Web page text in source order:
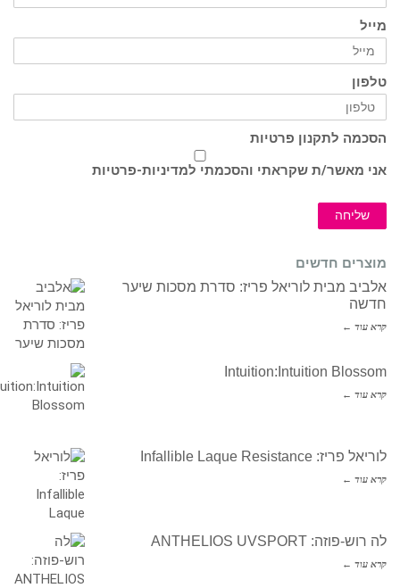
מייל
טלפון
הסכמה לתקנון פרטיות
אני מאשר/ת שקראתי והסכמתי למדיניות-פרטיות
שליחה
מוצרים חדשים
אלביב מבית לוריאל פריז: סדרת מסכות שיער
חדשה
קרא עוד ←
Intuition:Intuition Blossom
קרא עוד ←
לוריאל פריז: Infallible Laque Resistance
קרא עוד ←
לה רוש-פוזה: ANTHELIOS UVSPORT
קרא עוד ←